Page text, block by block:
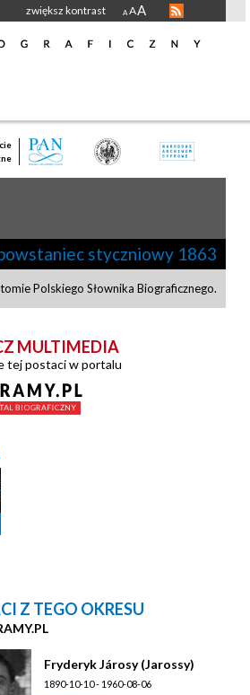
zwiększ kontrast A AA
styczniowy 1863
Polskiego Słownika Biograficznego.
MULTIMEDIA
tej postaci w portalu
Z TEGO OKRESU
Fryderyk Járosy (Jarossy)
1890-10-10 - 1960-08-06